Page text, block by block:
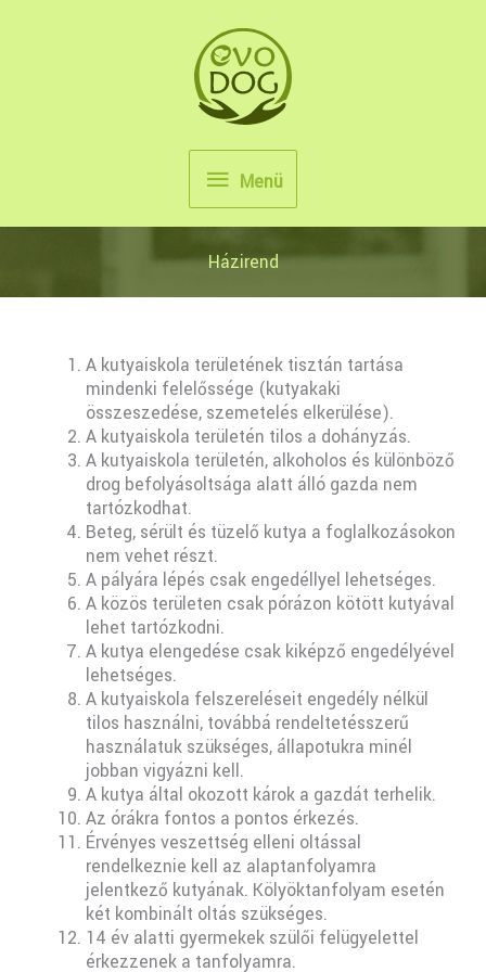
Menü
Menü
Házirend
A kutyaiskola területének tisztán tartása
mindenki felelőssége (kutyakaki
összeszedése, szemetelés elkerülése).
A kutyaiskola területén tilos a dohányzás.
A kutyaiskola területén, alkoholos és különböző
drog befolyásoltsága alatt álló gazda nem
tartózkodhat.
Beteg, sérült és tüzelő kutya a foglalkozásokon
nem vehet részt.
A pályára lépés csak engedéllyel lehetséges.
A közös területen csak pórázon kötött kutyával
lehet tartózkodni.
A kutya elengedése csak kiképző engedélyével
lehetséges.
A kutyaiskola felszereléseit engedély nélkül
tilos használni, továbbá rendeltetésszerű
használatuk szükséges, állapotukra minél
jobban vigyázni kell.
A kutya által okozott károk a gazdát terhelik.
Az órákra fontos a pontos érkezés.
Érvényes veszettség elleni oltással
rendelkeznie kell az alaptanfolyamra
jelentkező kutyának. Kölyöktanfolyam esetén
két kombinált oltás szükséges.
14 év alatti gyermekek szülői felügyelettel
érkezzenek a tanfolyamra.